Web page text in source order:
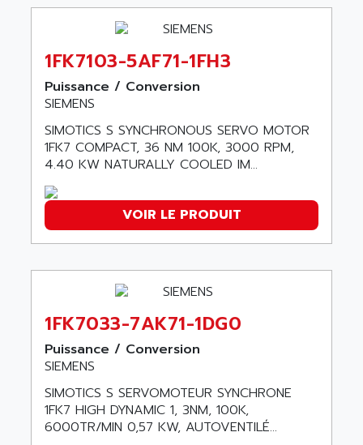
IPC
INDUCTEL
C500
C200H
CQM1
R88
CQM1H
ALTIVAR 16
ALTIVAR 66
MICROMASTER
SQUARE D
ADVANTYS
APRIL 3000
VT5000
VT3000
VT
VSPA1
ADVANTYS FTM
AE
AE&T
AECO
AEE
AEG
AEL CRYSTALS
AEP
AERMEC
AERO - SHARP
AEROBAR
AEROSEC INDUSTRIE
1FK7103-5AF71-1FH3
Puissance / Conversion
SIEMENS
SIMOTICS S SYNCHRONOUS SERVO MOTOR
1FK7 COMPACT, 36 NM 100K, 3000 RPM,
4.40 KW NATURALLY COOLED IM...
VOIR LE PRODUIT
1FK7033-7AK71-1DG0
Puissance / Conversion
SIEMENS
SIMOTICS S SERVOMOTEUR SYNCHRONE
1FK7 HIGH DYNAMIC 1, 3NM, 100K,
6000TR/MIN 0,57 KW, AUTOVENTILÉ...